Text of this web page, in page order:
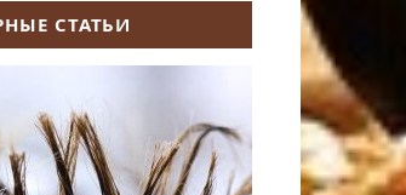
СТАТЬИ